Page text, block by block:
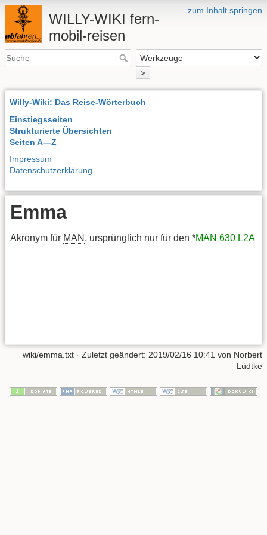
zum Inhalt springen
WILLY-WIKI fern-
mobil-reisen
>
Willy-Wiki: Das Reise-Wörterbuch
Einstiegsseiten
Strukturierte Übersichten
Seiten A—Z
Impressum
Datenschutzerklärung
Emma
Akronym für MAN , ursprünglich nur für den *MAN 630 L2A
wiki/emma.txt · Zuletzt geändert: 2019/02/16 10:41 von Norbert
Lüdtke